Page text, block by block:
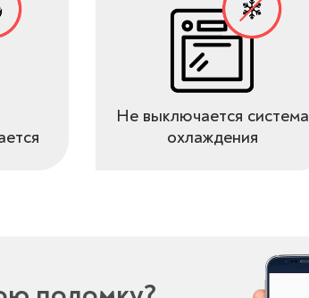
Не выключается система
охлаждения